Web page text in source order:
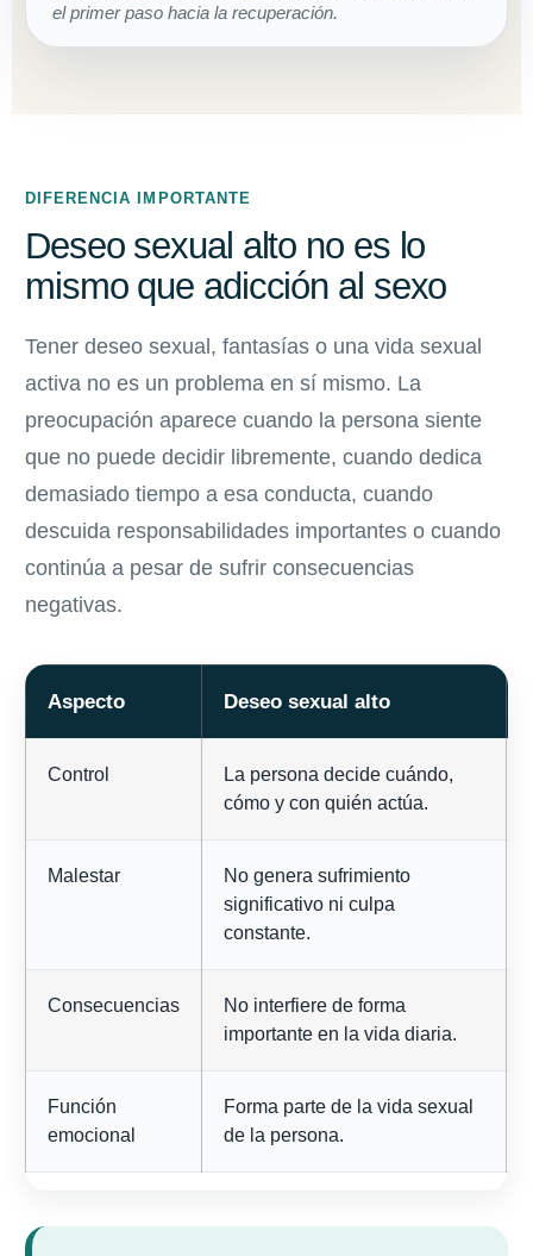
el primer paso hacia la recuperación.
DIFERENCIA IMPORTANTE
Deseo sexual alto no es lo
mismo que adicción al sexo
Tener deseo sexual, fantasías o una vida sexual
activa no es un problema en sí mismo. La
preocupación aparece cuando la persona siente
que no puede decidir libremente, cuando dedica
demasiado tiempo a esa conducta, cuando
descuida responsabilidades importantes o cuando
continúa a pesar de sufrir consecuencias
negativas.
Aspecto Deseo sexual alto
Control
La persona decide cuándo,
cómo y con quién actúa.
Malestar
No genera sufrimiento
significativo ni culpa
constante.
Consecuencias
No interfiere de forma
importante en la vida diaria.
Función
emocional
Forma parte de la vida sexual
de la persona.